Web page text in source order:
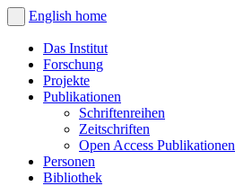
English home
Das Institut
Forschung
Projekte
Publikationen
Schriftenreihen
Zeitschriften
Open Access Publikationen
Personen
Bibliothek